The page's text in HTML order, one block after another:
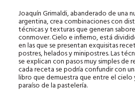
Joaquín Grimaldi, abanderado de una
argentina, crea combinaciones con
técnicas y texturas que generan
conmover. Cielo e infierno, está
en las que se presentan exquisitas
postres, helados y minipostres. Las
se explican con pasos muy simples de
cada receta se podría confundir con
libro que demuestra que entre el cielo
paraíso de la pastelería.